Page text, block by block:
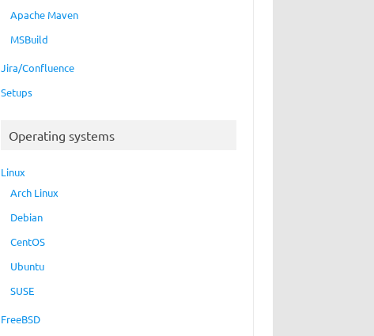
Apache Maven
MSBuild
Jira/Confluence
Setups
Operating systems
Linux
Arch Linux
Debian
CentOS
Ubuntu
SUSE
FreeBSD